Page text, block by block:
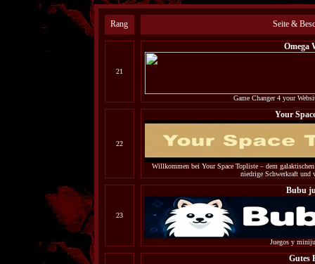
Rang Seite &
21
Omega
Game Changer 4 your
22
Your
Willkommen bei Your Space Topliste – dem
niedrige Schwerkraft und
23
Bubu
Juegos y
Gutes